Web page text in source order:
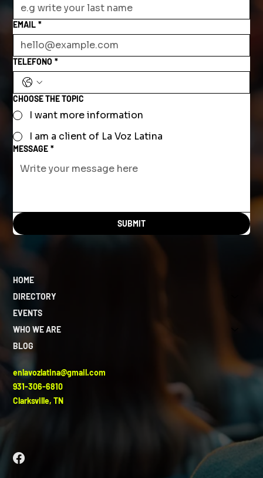
EMAIL *
TELEFONO *
CHOOSE THE TOPIC
I want more information
I am a client of La Voz Latina
MESSAGE *
SUBMIT
HOME
DIRECTORY
EVENTS
WHO WE ARE
BLOG
enlavozlatina@gmail.com
931-306-6810
Clarksville, TN